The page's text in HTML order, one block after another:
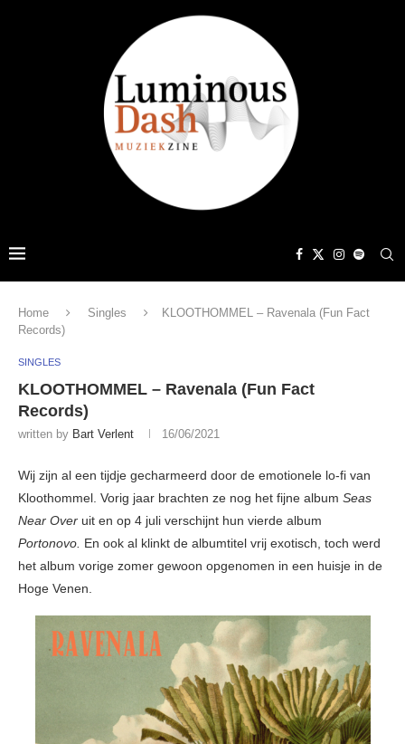
Home Singles
KLOOTHOMMEL – Ravenala (Fun Fact
Records)
SINGLES
KLOOTHOMMEL – Ravenala (Fun Fact
Records)
written by Bart Verlent 16/06/2021
Wij zijn al een tijdje gecharmeerd door de emotionele lo-fi van
Kloothommel. Vorig jaar brachten ze nog het fijne album Seas
Near Over uit en op 4 juli verschijnt hun vierde album
Portonovo. En ook al klinkt de albumtitel vrij exotisch, toch werd
het album vorige zomer gewoon opgenomen in een huisje in de
Hoge Venen.